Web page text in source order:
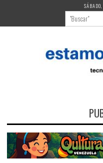
contenido